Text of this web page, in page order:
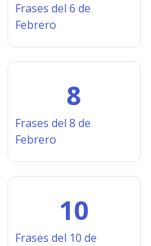
Frases del 6 de
Febrero
8
Frases del 8 de
Febrero
10
Frases del 10 de